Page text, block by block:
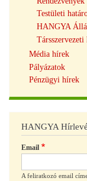
Testületi
HANGYA
Társszervezeti
Média hírek
Pályázatok
Pénzügyi hírek
HANGYA
Email
A feliratkozó email